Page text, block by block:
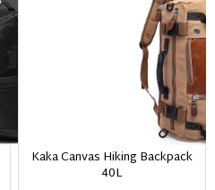
Kaka Canvas Hiking Backpack
40L